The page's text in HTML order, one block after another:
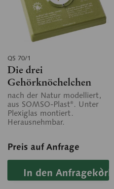
QS 70/1
Die drei
Gehörknöchelchen
mit Künstlichem
Labyrinth
nach der Natur modelliert,
aus SOMSO-Plast®. Unter
Plexiglas montiert.
Herausnehmbar.
Preis auf Anfrage
In den Anfragekorb